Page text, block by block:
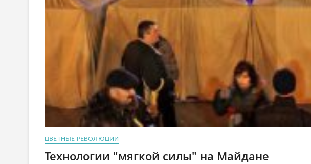
ЦВЕТНЫЕ РЕВОЛЮЦИИ
Технологии "мягкой силы" на Майдане